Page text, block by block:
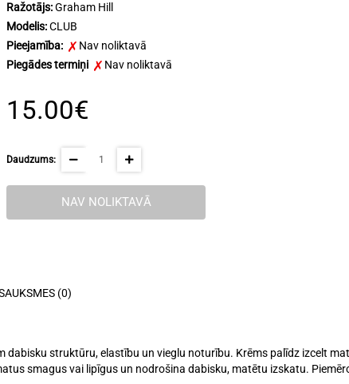
Ražotājs:Graham Hill
Modelis:CLUB
Pieejamība:
Nav noliktavā
Piegādes termiņi
Nav noliktavā
15.00€
Daudzums:
NAV NOLIKTAVĀ
(0)
struktūru, elastību un vieglu noturību. Krēms palīdz izcelt
smagus vai lipīgus un nodrošina dabisku, matētu izskatu.